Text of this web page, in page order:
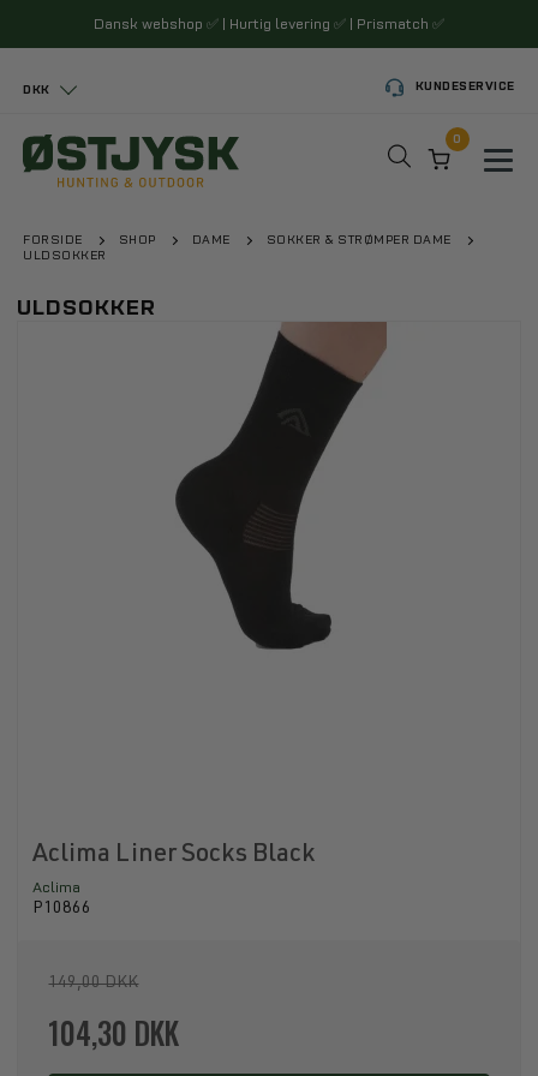
Dansk webshop ✅ | Hurtig levering ✅ | Prismatch ✅
DKK KUNDESERVICE
0
FORSIDE SHOP DAME
SOKKER & STRØMPER DAME
ULDSOKKER
ULDSOKKER
Aclima Liner Socks Black
Aclima
P10866
149,00 DKK
104,30 DKK